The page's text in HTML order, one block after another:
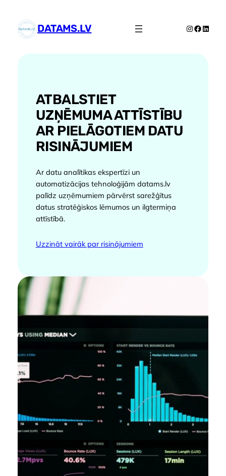
saturu
DATAMS.LV Instagram
ATBALSTIET
UZŅĒMUMA ATTĪSTĪBU
AR PIELĀGOTIEM DATU
RISINĀJUMIEM
Ar datu analītikas ekspertīzi un
automatizācijas tehnoloģijām datams.lv
palīdz uzņēmumiem pārvērst sarežģītus
datus stratēģiskos lēmumos un ilgtermiņa
attīstībā.
Uzzināt vairāk par risinājumiem